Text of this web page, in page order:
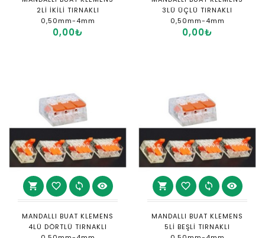
2Lİ İKİLİ TIRNAKLI
0,50mm-4mm
0,00₺
3LÜ ÜÇLÜ TIRNAKLI
0,50mm-4mm
0,00₺
shopping_cart favorite_border sync visibility
MANDALLI BUAT KLEMENS
4LÜ DÖRTLÜ TIRNAKLI
shopping_cart favorite_border sync visibility
MANDALLI BUAT KLEMENS
5Lİ BEŞLİ TIRNAKLI